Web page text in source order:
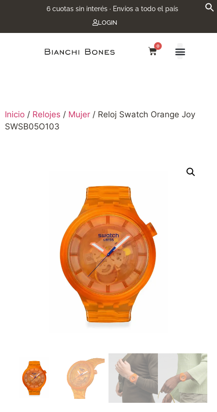
6 cuotas sin interés · Envíos a todo el país
LOGIN
0
Inicio / Relojes / Mujer / Reloj Swatch Orange Joy
SWSB05O103